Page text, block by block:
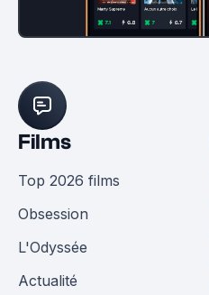
Films
Top 2026 films
Obsession
L'Odyssée
Actualité